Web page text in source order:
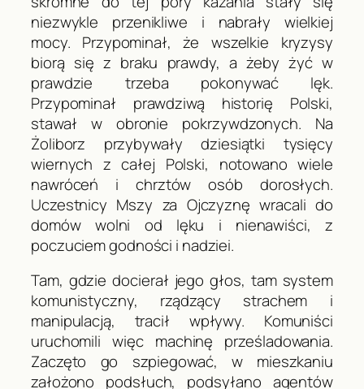
niezwykle przenikliwe i nabrały wielkiej
mocy. Przypominał, że wszelkie kryzysy
biorą się z braku prawdy, a żeby żyć w
prawdzie trzeba pokonywać lęk.
Przypominał prawdziwą historię Polski,
stawał w obronie pokrzywdzonych. Na
Żoliborz przybywały dziesiątki tysięcy
wiernych z całej Polski, notowano wiele
nawróceń i chrztów osób dorosłych.
Uczestnicy Mszy za Ojczyznę wracali do
domów wolni od lęku i nienawiści, z
poczuciem godności i nadziei.
Tam, gdzie docierał jego głos, tam system
komunistyczny, rządzący strachem i
manipulacją, tracił wpływy. Komuniści
uruchomili więc machinę prześladowania.
Zaczęto go szpiegować, w mieszkaniu
założono podsłuch, podsyłano agentów